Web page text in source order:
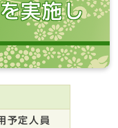
実施し
予定人員